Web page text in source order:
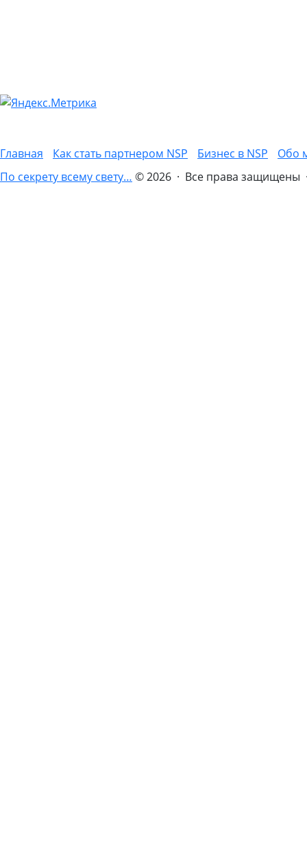
Главная Как стать партнером NSP Бизнес в NSP
Обо
По секрету всему свету… © 2026 · Все права защищены